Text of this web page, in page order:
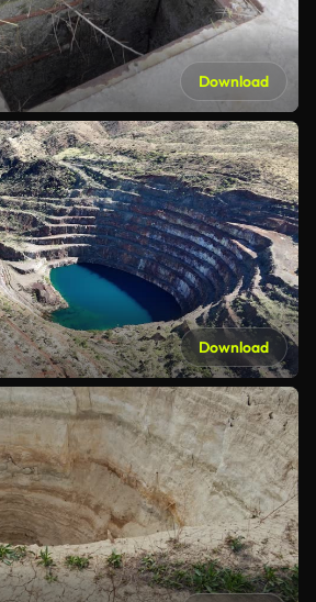
Download
Download